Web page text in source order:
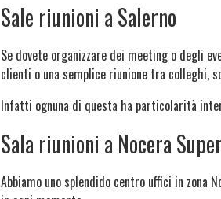
Sale riunioni a Salerno
Se dovete organizzare dei meeting o degli
clienti o una semplice riunione tra colleghi,
Infatti ognuna di questa ha particolarità
Sala riunioni a Nocera
Abbiamo uno splendido centro uffici in zona